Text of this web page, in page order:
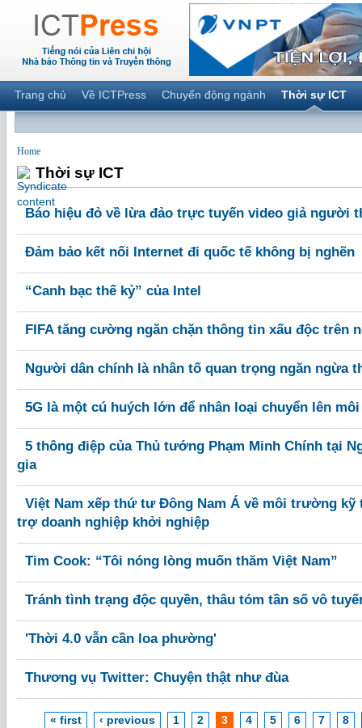
Trang chủ Về ICTPress Chuyển động ngành Thời sự ICT
Home
Thời sự ICT
Báo hiệu đỏ về lừa đảo trực tuyến video giả người
Đảm bảo kết nối Internet đi quốc tế không bị nghẽn
“Canh bạc thế kỷ” của Intel
FIFA tăng cường ngăn chặn thông tin xấu độc trên
Người dân chính là nhân tố quan trọng ngăn ngừa
5G là một cú huých lớn để nhân loại chuyển lên
5 thông điệp của Thủ tướng Phạm Minh Chính tại
gia
Việt Nam xếp thứ tư Đông Nam Á về môi trường kỹ
trợ doanh nghiệp khởi nghiệp
Tim Cook: “Tôi nóng lòng muốn thăm Việt Nam”
Tránh tình trạng độc quyền, thâu tóm tần số vô
'Thời 4.0 vẫn cần loa phường'
Thương vụ Twitter: Chuyện thật như đùa
« first ‹ previous 1 2 3 4 5 6 7 8